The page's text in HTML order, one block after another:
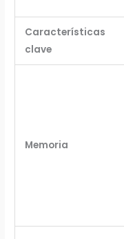
Características
clave
Memoria